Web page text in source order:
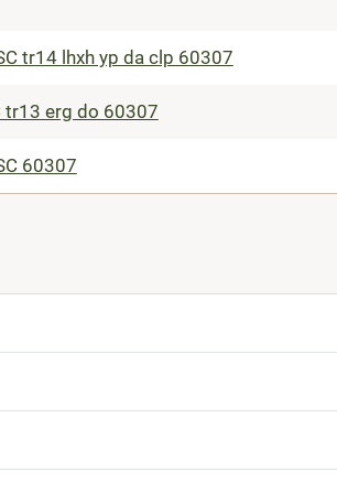
tr14 lhxh yp da clp 60307
tr13 erg do 60307
60307